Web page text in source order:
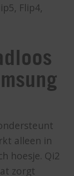
Flip4,
alleen in
hoesje. Qi2
zorgt